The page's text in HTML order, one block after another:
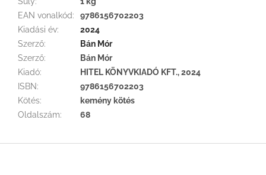
EAN vonalkód:
9786156702203
Kiadási év:
2024
Szerző:
Bán Mór
Szerző:
Bán Mór
Kiadó:
HITEL KÖNYVKIADÓ KFT., 2024
ISBN:
9786156702203
Kötés:
kemény kötés
Oldalszám: 68